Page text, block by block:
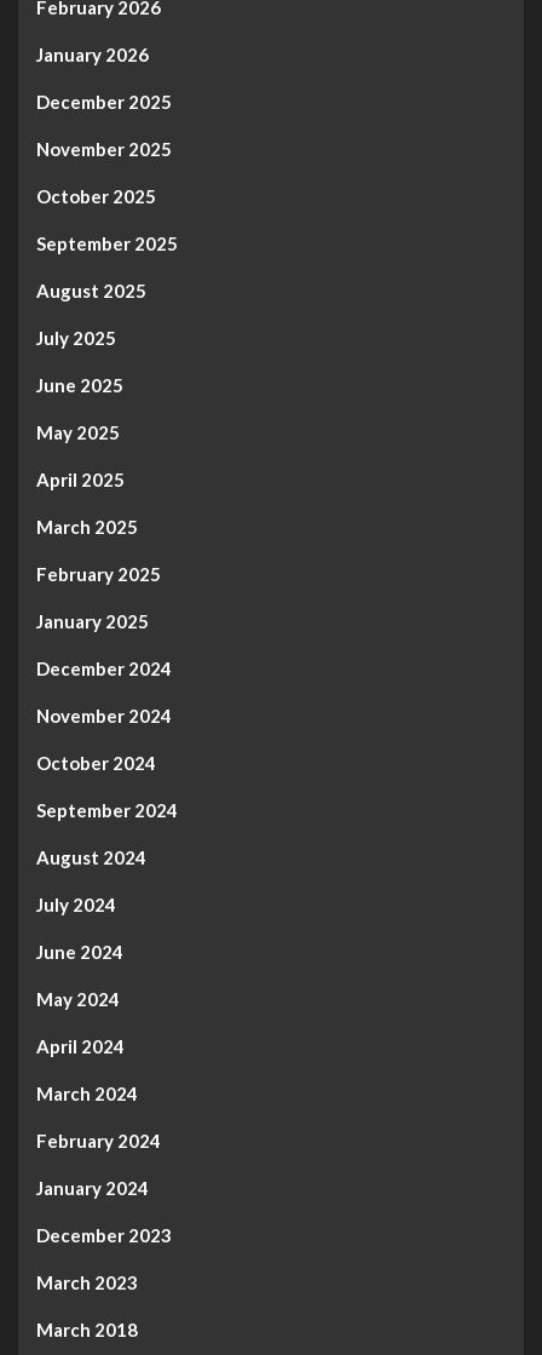
February 2026
January 2026
December 2025
November 2025
October 2025
September 2025
August 2025
July 2025
June 2025
May 2025
April 2025
March 2025
February 2025
January 2025
December 2024
November 2024
October 2024
September 2024
August 2024
July 2024
June 2024
May 2024
April 2024
March 2024
February 2024
January 2024
December 2023
March 2023
March 2018